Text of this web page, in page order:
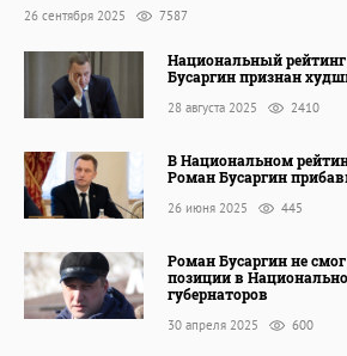
26 сентября 2025 7587
Национальный
Бусаргин признан
28 августа 2025 2410
В Национальном
Роман Бусаргин
26 июня 2025 445
Роман Бусаргин не
позиции в
губернаторов
30 апреля 2025 600